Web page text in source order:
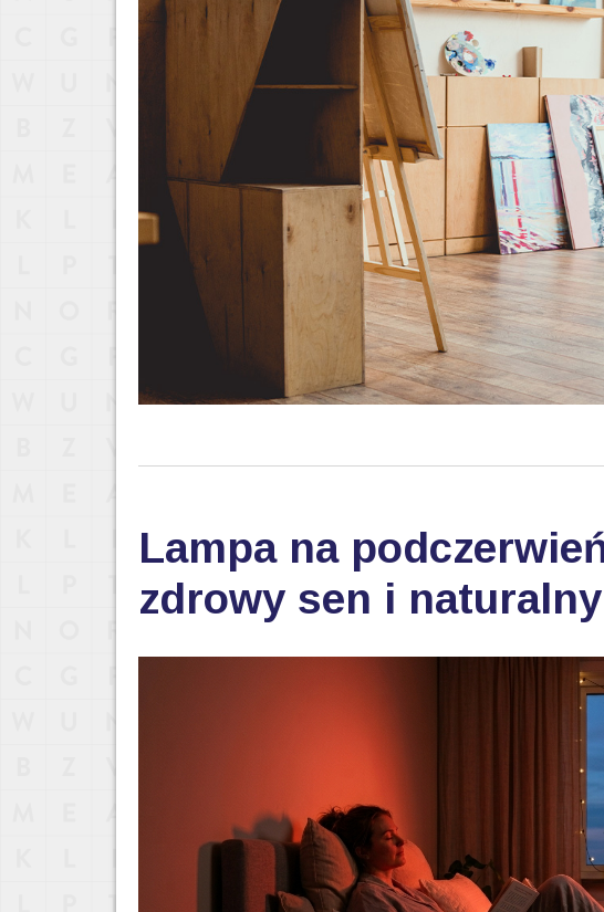
Lampa na
zdrowy sen i